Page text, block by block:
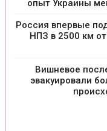
опыт Украины
Россия впервые
НПЗ в 2500 км
Вишневое
эвакуировали